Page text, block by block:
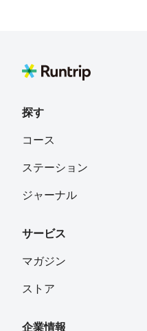
探す
コース
ステーション
ジャーナル
サービス
マガジン
ストア
企業情報